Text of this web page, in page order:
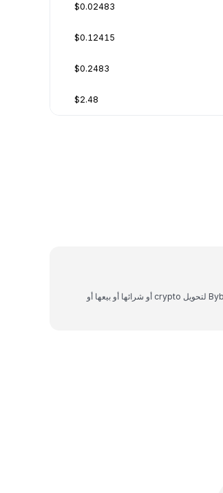
$0.02483
$0.12415
$0.2483
$2.48
أنشِئ حسابًا مجانيًا على Bybit لتحويل crypto أو شرائها أو بيعها أو